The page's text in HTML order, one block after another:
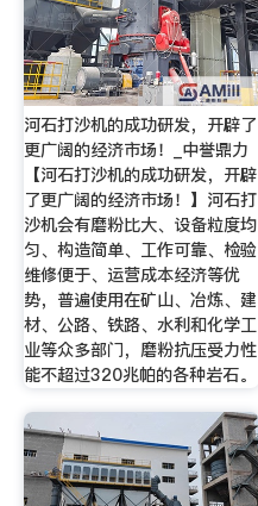
河石打沙机的成功研发，开辟了
更广阔的经济市场！_中誉鼎力
【河石打沙机的成功研发，开辟
了更广阔的经济市场！】河石打
沙机会有磨粉比大、设备粒度均
匀、构造简单、工作可靠、检验
维修便于、运营成本经济等优
势，普遍使用在矿山、冶炼、建
材、公路、铁路、水利和化学工
业等众多部门，磨粉抗压受力性
能不超过320兆帕的各种岩石。